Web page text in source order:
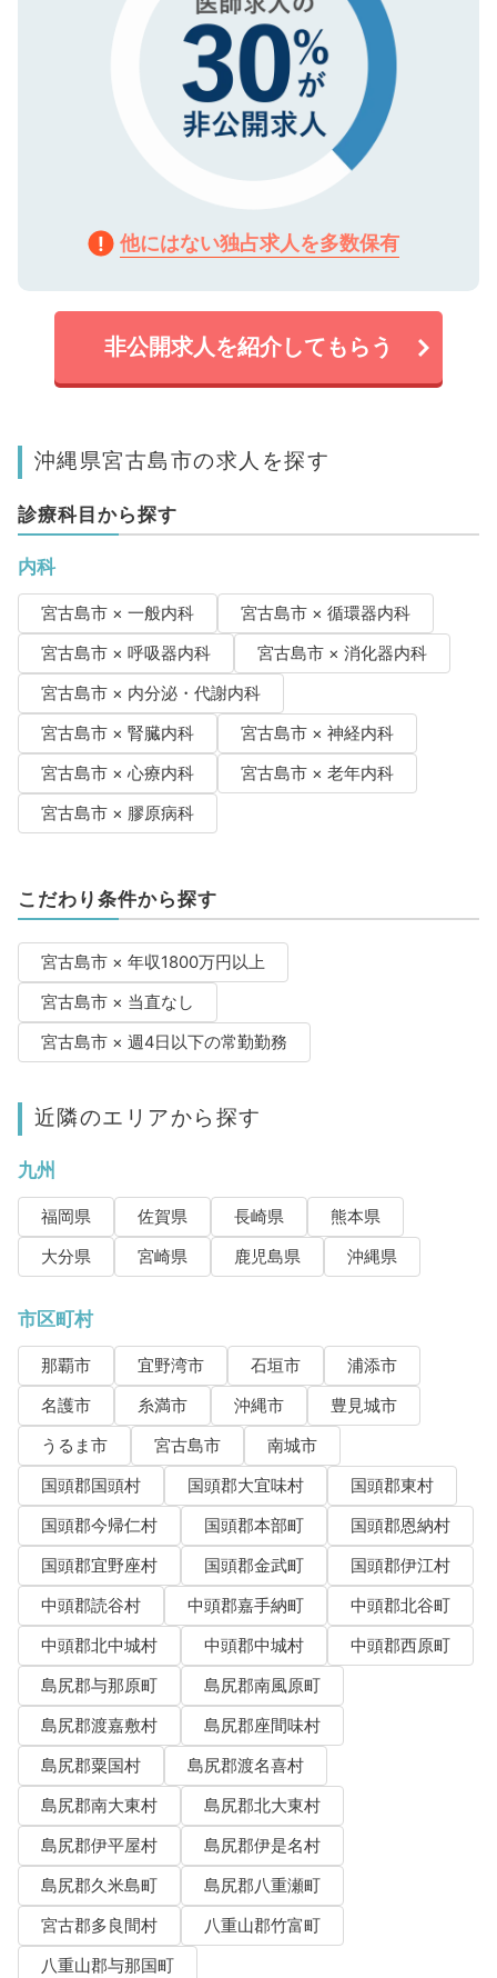
他にはない独占求人を多数保有
非公開求人を紹介してもらう
沖縄県宮古島市の求人を探す
診療科目から探す
内科
宮古島市 × 一般内科
宮古島市 × 循環器内科
宮古島市 × 呼吸器内科
宮古島市 × 消化器内科
宮古島市 × 内分泌・代謝内科
宮古島市 × 腎臓内科
宮古島市 × 神経内科
宮古島市 × 心療内科
宮古島市 × 老年内科
宮古島市 × 膠原病科
こだわり条件から探す
宮古島市 × 年収1800万円以上
宮古島市 × 当直なし
宮古島市 × 週4日以下の常勤勤務
近隣のエリアから探す
九州
福岡県 佐賀県 長崎県
熊本県
大分県
宮崎県 鹿児島県 沖縄県
市区町村
那覇市 宜野湾市 石垣市
浦添市
名護市
糸満市 沖縄市
豊見城市
うるま市
宮古島市
南城市
国頭郡国頭村
国頭郡大宜味村
国頭郡東村
国頭郡今帰仁村
国頭郡本部町
国頭郡恩納村
国頭郡宜野座村
国頭郡金武町
国頭郡伊江村
中頭郡読谷村
中頭郡嘉手納町
中頭郡北谷町
中頭郡北中城村
中頭郡中城村
中頭郡西原町
島尻郡与那原町
島尻郡南風原町
島尻郡渡嘉敷村
島尻郡座間味村
島尻郡粟国村
島尻郡渡名喜村
島尻郡南大東村
島尻郡北大東村
島尻郡伊平屋村
島尻郡伊是名村
島尻郡久米島町
島尻郡八重瀬町
宮古郡多良間村
八重山郡竹富町
八重山郡与那国町